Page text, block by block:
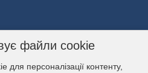
файли cookie
персоналізації контенту,